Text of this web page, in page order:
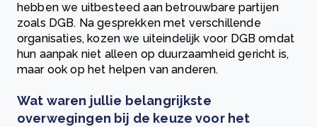
hebben we uitbesteed aan betrouwbare partijen
zoals DGB. Na gesprekken met verschillende
organisaties, kozen we uiteindelijk voor DGB omdat
hun aanpak niet alleen op duurzaamheid gericht is,
maar ook op het helpen van anderen.
Wat waren jullie belangrijkste
overwegingen bij de keuze voor het